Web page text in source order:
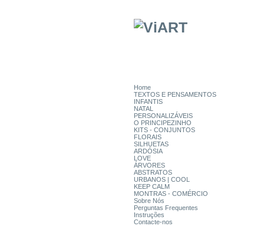
Home
TEXTOS E PENSAMENTOS
INFANTIS
NATAL
PERSONALIZÁVEIS
O PRINCIPEZINHO
KITS - CONJUNTOS
FLORAIS
SILHUETAS
ARDÓSIA
LOVE
ÁRVORES
ABSTRATOS
URBANOS | COOL
KEEP CALM
MONTRAS - COMÉRCIO
Sobre Nós
Perguntas Frequentes
Instruções
Contacte-nos